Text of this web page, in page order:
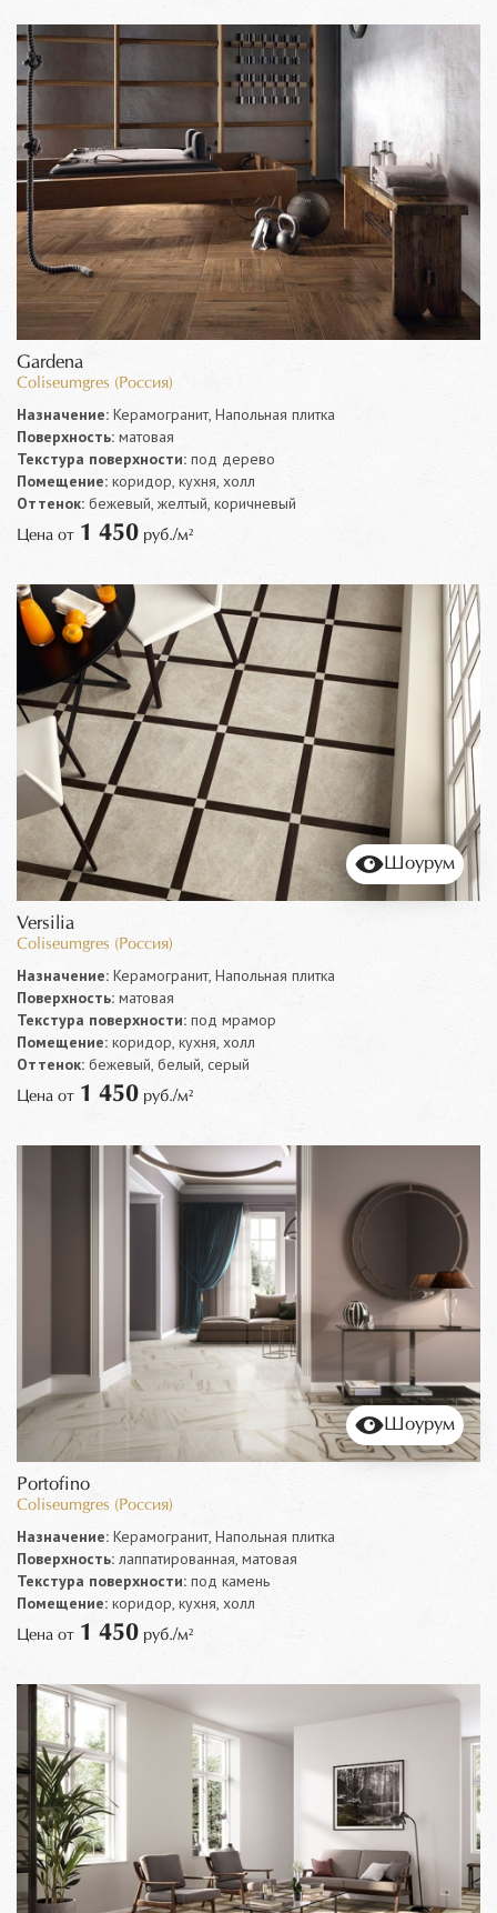
Gardena
Coliseumgres (Россия)
Назначение: Керамогранит, Напольная плитка
Поверхность: матовая
Текстура поверхности: под дерево
Помещение: коридор, кухня, холл
Оттенок: бежевый, желтый, коричневый
Цена от 1 450 руб./м²
Шоурум
Versilia
Coliseumgres (Россия)
Назначение: Керамогранит, Напольная плитка
Поверхность: матовая
Текстура поверхности: под мрамор
Помещение: коридор, кухня, холл
Оттенок: бежевый, белый, серый
Цена от 1 450 руб./м²
Шоурум
Portofino
Coliseumgres (Россия)
Назначение: Керамогранит, Напольная плитка
Поверхность: лаппатированная, матовая
Текстура поверхности: под камень
Помещение: коридор, кухня, холл
Цена от 1 450 руб./м²